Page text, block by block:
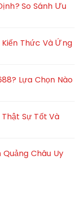
So Sánh Ưu
Thức Và Ứng
Lựa Chọn Nào
Sự Tốt Và
Quảng Châu Uy